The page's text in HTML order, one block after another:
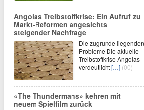
Angolas Treibstoffkrise: Ein Aufruf zu
Markt-Reformen angesichts
steigender Nachfrage
Die zugrunde liegenden
Probleme Die aktuelle
Treibstoffkrise Angolas
verdeutlicht[…] (00)
«The Thundermans» kehren mit
neuem Spielfilm zurück